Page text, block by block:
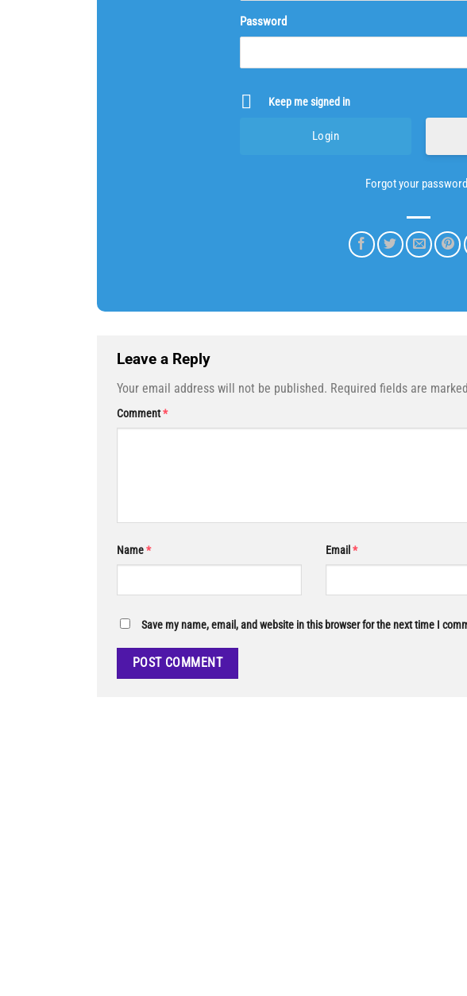
Password
Keep me signed in
Forgot your
Leave a Reply
Your email address will not be published. Required fields are marked
Comment*
Name* Email*
Save my name, email, and website in this browser for the next time I